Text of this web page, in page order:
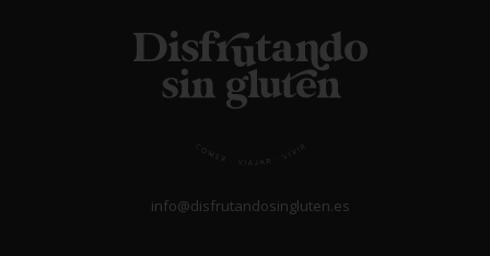
info@disfrutandosingluten.es